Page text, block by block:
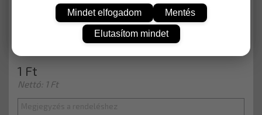
e-mail címen.
750 x 900 x 100 mm
1 Ft
Nettó: 1 Ft
Mindet elfogadom Mentés
Elutasítom mindet